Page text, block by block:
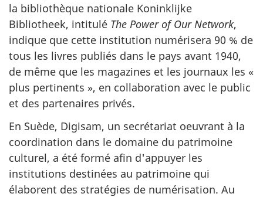
la bibliothèque nationale Koninklijke
Bibliotheek, intitulé The Power of Our Network,
indique que cette institution numérisera 90 % de
tous les livres publiés dans le pays avant 1940,
de même que les magazines et les journaux les «
plus pertinents », en collaboration avec le public
et des partenaires privés.
En Suède, Digisam, un secrétariat oeuvrant à la
coordination dans le domaine du patrimoine
culturel, a été formé afin d'appuyer les
institutions destinées au patrimoine qui
élaborent des stratégies de numérisation. Au